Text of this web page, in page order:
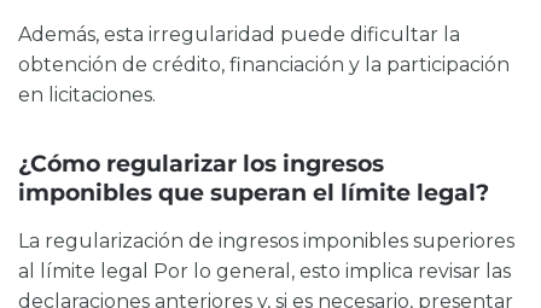
Además, esta irregularidad puede dificultar la
obtención de crédito, financiación y la participación
en licitaciones.
¿Cómo regularizar los ingresos
imponibles que superan el límite legal?
La regularización de ingresos imponibles superiores
al límite legal Por lo general, esto implica revisar las
declaraciones anteriores y, si es necesario, presentar